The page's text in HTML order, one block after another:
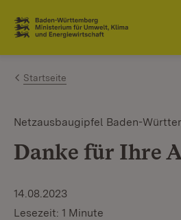
Zum Inhalt springen
Link zur Startseite
Startseite
Netzausbaugipfel Baden-
Danke für Ihre
14.08.2023
Lesezeit: 1 Minute